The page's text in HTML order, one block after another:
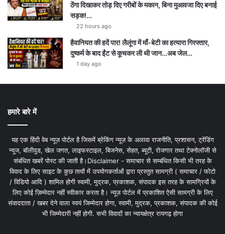
ठेंगा दिखाकर तोड़ दिए गरीबों के मकान, बिना मुआवजा दिए बनाई
सड़क!…
22 hours ago
हैवानियत की हदें पार! लैलूंगा में माँ-बेटी का हत्यारा गिरफ्तार,
दुष्कर्म के बाद ईंट से कूचकर ली थी जान…अब जेल…
1 day ago
हमारे बारे में
यह एक हिंदी वेब न्यूज़ पोर्टल है जिसमें ब्रेकिंग न्यूज़ के अलावा राजनीति, प्रशासन, ट्रेंडिंग
न्यूज, बॉलीवुड, खेल जगत, लाइफस्टाइल, बिजनेस, सेहत, ब्यूटी, रोजगार तथा टेक्नोलॉजी से
संबंधित खबरें पोस्ट की जाती है।Disclaimer - समाचार से सम्बंधित किसी भी तरह के
विवाद के लिए साइट के कुछ तत्वों में उपयोगकर्ताओं द्वारा प्रस्तुत सामग्री ( समाचार / फोटो
/ विडियो आदि ) शामिल होगी स्वामी, मुद्रक, प्रकाशक, संपादक इस तरह के सामग्रियों के
लिए कोई ज़िम्मेदार नहीं स्वीकार करता है। न्यूज़ पोर्टल में प्रकाशित ऐसी सामग्री के लिए
संवाददाता / खबर देने वाला स्वयं जिम्मेदार होगा, स्वामी, मुद्रक, प्रकाशक, संपादक की कोई
भी जिम्मेदारी नहीं होगी. सभी विवादों का न्यायक्षेत्र रायगढ़ होगा